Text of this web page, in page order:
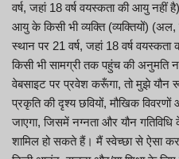
वर्ष, जहां 18 वर्ष वयस्कता की आयु नहीं
आयु के किसी भी व्यक्ति (व्यक्तियों)
स्थान पर 21 वर्ष, जहां 18 वर्ष
किसी भी सामग्री तक पहुंच की अनुमति
वेबसाइट पर प्रवेश करूँगा, तो मुझे
प्रकृति की दृश्य छवियों, मौखिक
जाएगा, जिसमें नग्नता और यौन
शामिल हो सकते हैं। मैं स्वेच्छा से ऐसा